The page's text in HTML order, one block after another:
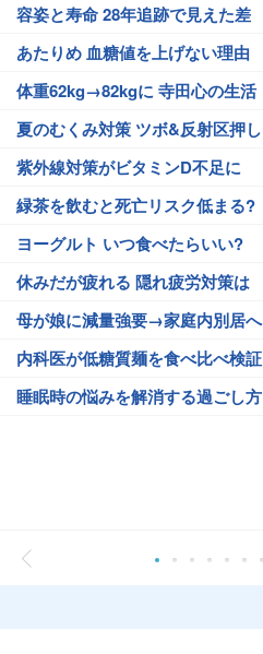
容姿と寿命 28年追跡で見えた差
あたりめ 血糖値を上げない理由
体重62kg→82kgに 寺田心の生活
夏のむくみ対策 ツボ&反射区押し
紫外線対策がビタミンD不足に
緑茶を飲むと死亡リスク低まる?
ヨーグルト いつ食べたらいい?
休みだが疲れる 隠れ疲労対策は
母が娘に減量強要→家庭内別居へ
内科医が低糖質麺を食べ比べ検証
睡眠時の悩みを解消する過ごし方